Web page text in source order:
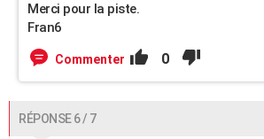
Merci pour la piste.
Fran6
Commenter 0
RÉPONSE 6 / 7